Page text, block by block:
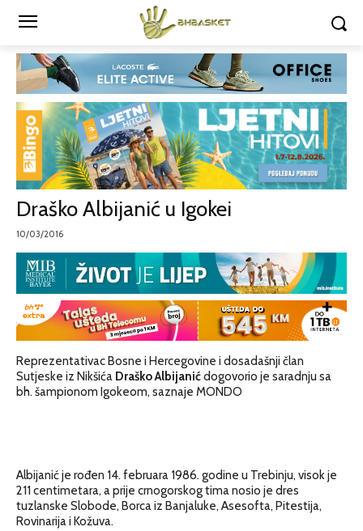
Draško Albijanić u Igokei
10/03/2016
Reprezentativac Bosne i Hercegovine i dosadašnji član
Sutjeske iz Nikšića Draško Albijanićdogovorio je saradnju sa
bh. šampionom Igokeom, saznaje MONDO
Albijanić je rođen 14. februara 1986. godine u Trebinju, visok je
211 centimetara, a prije crnogorskog tima nosio je dres
tuzlanske Slobode, Borca iz Banjaluke, Asesofta, Pitestija,
Rovinarija i Kožuva.